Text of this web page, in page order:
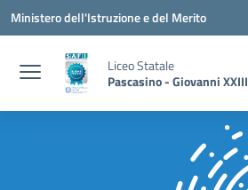
Vai ai contenuti
Vai al menu di navigazione
Vai al footer
Ministero dell'Istruzione e del Merito
Liceo Statale
Pascasino - Giovanni XXIII